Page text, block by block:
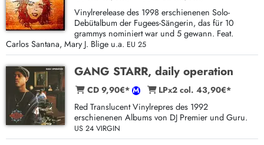
Vinylrerelease des 1998 erschienenen Solo-
Debütalbum der Fugees-Sängerin, das für 10
grammys nominiert war und 5 gewann. Feat.
Carlos Santana, Mary J. Blige u.a. EU 25
GANG STARR, daily operation
CD 9,90€*
LPx2 col. 43,90€*
Red Translucent Vinylrepres des 1992
erschienenen Albums von DJ Premier und Guru.
US 24 VIRGIN